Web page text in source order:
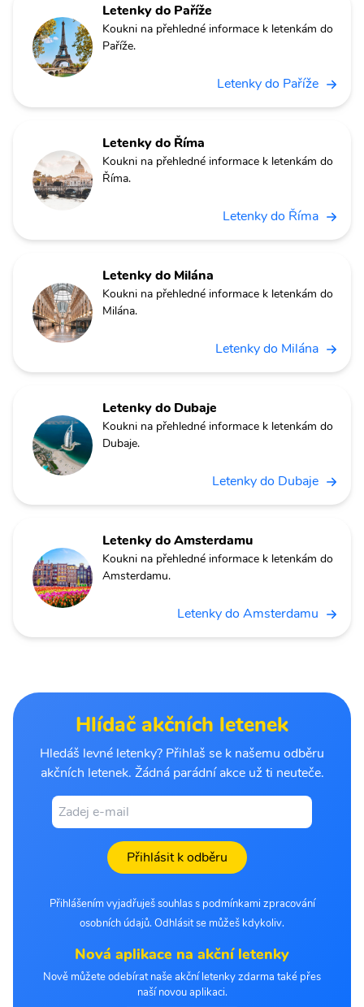
Letenky do Paříže
Koukni na přehledné informace k letenkám do
Paříže.
Letenky do Paříže
Letenky do Říma
Koukni na přehledné informace k letenkám do
Říma.
Letenky do Říma
Letenky do Milána
Koukni na přehledné informace k letenkám do
Milána.
Letenky do Milána
Letenky do Dubaje
Koukni na přehledné informace k letenkám do
Dubaje.
Letenky do Dubaje
Letenky do Amsterdamu
Koukni na přehledné informace k letenkám do
Amsterdamu.
Letenky do Amsterdamu
Hlídač akčních letenek
Hledáš levné letenky? Přihlaš se k našemu odběru
akčních letenek. Žádná parádní akce už ti neuteče.
Přihlásit k odběru
Přihlášením vyjadřuješ souhlas s podmínkami zpracování
osobních údajů. Odhlásit se můžeš kdykoliv.
Nová aplikace na akční letenky
Nově můžete odebírat naše akční letenky zdarma také přes
naší novou aplikaci.